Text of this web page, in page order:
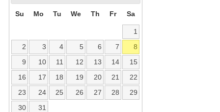
Su Mo Tu We Th Fr Sa
1
2
3 4 5 6 7
8
9
10 11 12 13 14
15
16
17 18 19 20 21
22
23
24 25 26 27 28
29
30
31